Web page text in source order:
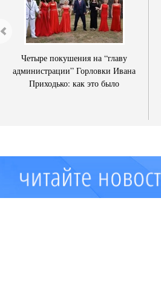
Четыре покушения на “главу
администрации” Горловки Ивана
Приходько: как это было